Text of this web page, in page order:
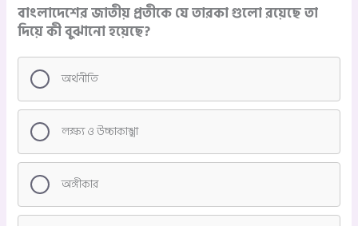
বাংলাদেশের জাতীয় প্রতীকে যে তারকা গুলো রয়েছে তা
দিয়ে কী বুঝানো হয়েছে?
অর্থনীতি
লক্ষ্য ও উচ্চাকাঙ্খা
অঙ্গীকার